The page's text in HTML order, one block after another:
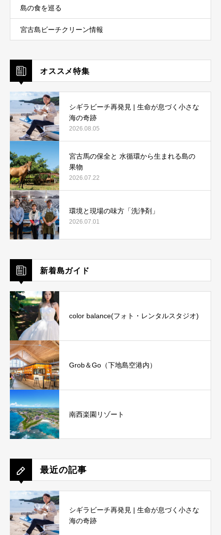
島の食を巡る
宮古島ビーチクリーン情報
オススメ特集
シギラビーチ再発見 | 生命が息づく小さな
海の奇跡
2026.08.05
宮古馬の保全と 水循環から生まれる島の
果物
2026.07.22
環境と現場の味方「洗浄剤」
2026.07.01
新着島ガイド
color balance(フォト・レンタルスタジオ)
Grob＆Go（下地島空港内）
南西楽園リゾート
最近の記事
シギラビーチ再発見 | 生命が息づく小さな
海の奇跡